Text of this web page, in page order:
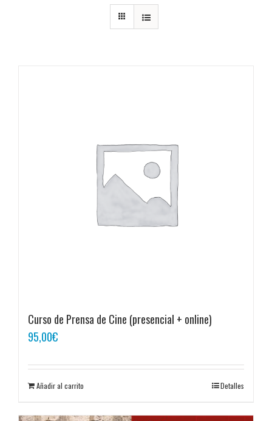
Curso de Prensa de Cine (presencial + online)
95,00€
Añadir al carrito Detalles